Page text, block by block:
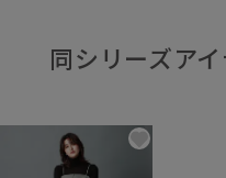
同シリーズア